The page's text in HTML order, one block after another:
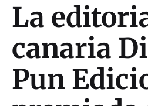
La
canaria
Pun